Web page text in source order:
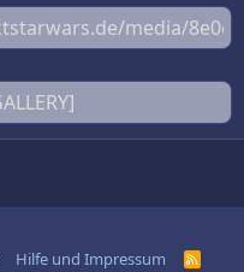
Hilfe und Impressum
R